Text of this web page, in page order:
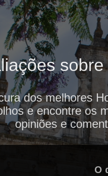
dos melhores
e encontre os
opiniões e
O